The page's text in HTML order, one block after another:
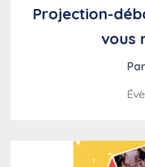
Projection-
vous